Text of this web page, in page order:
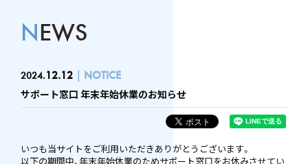
NEWS
2024.12.12 NOTICE
サポート窓口 年末年始休業のお知らせ
いつも当サイトをご利用いただきありがとうございます。
以下の期間中、年末年始休業のためサポート窓口をお休みさせてい